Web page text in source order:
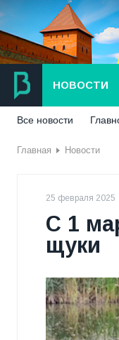
НОВОСТИ
Все новости
Главная Новости
25 февраля 2025
С 1
щуки